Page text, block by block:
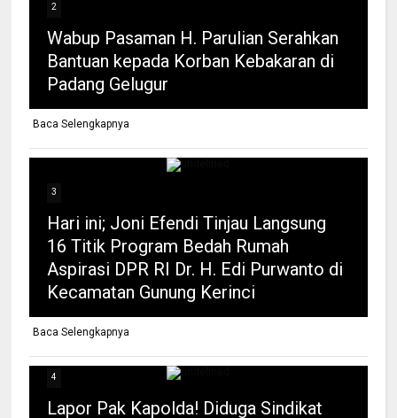
2
Wabup Pasaman H. Parulian Serahkan
Bantuan kepada Korban Kebakaran di
Padang Gelugur
Baca Selengkapnya
3
Hari ini; Joni Efendi Tinjau Langsung
16 Titik Program Bedah Rumah
Aspirasi DPR RI Dr. H. Edi Purwanto di
Kecamatan Gunung Kerinci
Baca Selengkapnya
4
Lapor Pak Kapolda! Diduga Sindikat